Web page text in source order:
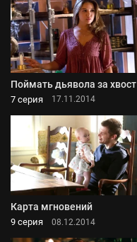
Поймать дьявола за хвост
7 серия 17.11.2014
Карта мгновений
9 серия 08.12.2014